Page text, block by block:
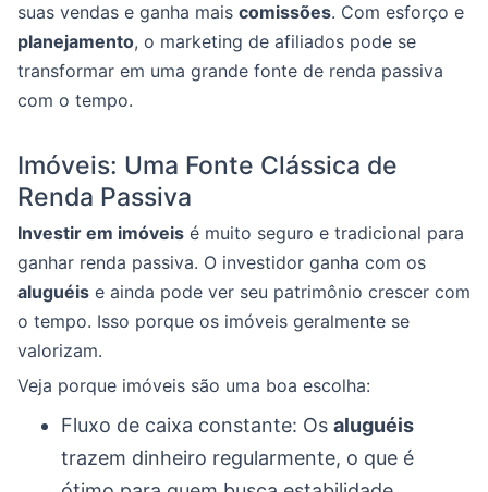
suas vendas e ganha mais comissões. Com esforço e
planejamento, o marketing de afiliados pode se
transformar em uma grande fonte de renda passiva
com o tempo.
Imóveis: Uma Fonte Clássica de
Renda Passiva
Investir em imóveis é muito seguro e tradicional para
ganhar renda passiva. O investidor ganha com os
aluguéis e ainda pode ver seu patrimônio crescer com
o tempo. Isso porque os imóveis geralmente se
valorizam.
Veja porque imóveis são uma boa escolha:
Fluxo de caixa constante: Os aluguéis
trazem dinheiro regularmente, o que é